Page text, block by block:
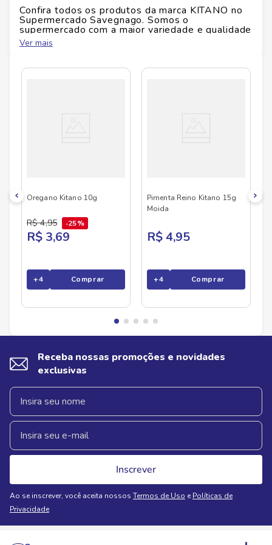
Ficha Técnica
Marca: Kitano
Peso: 80 g
Confira todos os produtos da marca KITANO no
Supermercado Savegnago. Somos o
supermercado com a maior variedade e qualidade
do Brasil!
de produtos KITANO, confira abaixo:
Ver mais
Oregano Kitano 10g
R$ 4,95 25%
R$ 3,69
+4 Comprar
Pimenta Reino Kitano 15g
Moida
R$ 4,95
+4 Comprar
Receba nossas promoções e novidades
exclusivas
Inscrever
Ao se inscrever, você aceita nossos Termos de Uso e Políticas de
Privacidade